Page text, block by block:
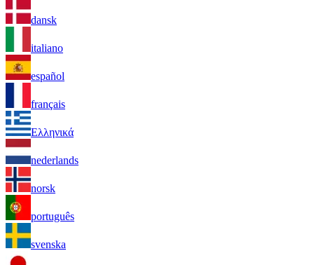
dansk
italiano
español
français
Ελληνικά
nederlands
norsk
português
svenska